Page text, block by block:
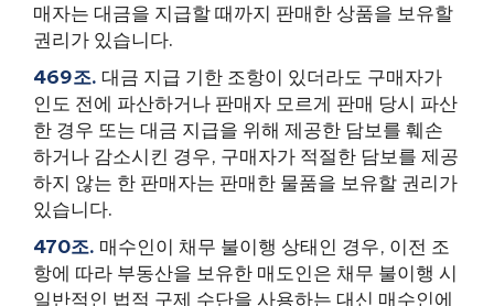
매자는 대금을 지급할 때까지 판매한 상품을 보유할
권리가 있습니다.
469조. 대금 지급 기한 조항이 있더라도 구매자가
인도 전에 파산하거나 판매자 모르게 판매 당시 파산
한 경우 또는 대금 지급을 위해 제공한 담보를 훼손
하거나 감소시킨 경우, 구매자가 적절한 담보를 제공
하지 않는 한 판매자는 판매한 물품을 보유할 권리가
있습니다.
470조. 매수인이 채무 불이행 상태인 경우, 이전 조
항에 따라 부동산을 보유한 매도인은 채무 불이행 시
일반적인 법적 구제 수단을 사용하는 대신 매수인에